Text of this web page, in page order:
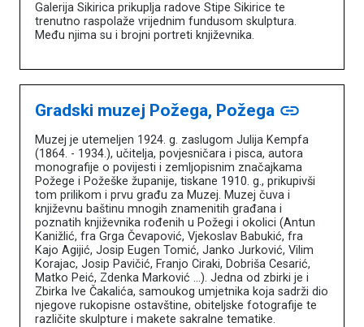
Galerija Sikirica prikuplja radove Stipe Sikirice te
trenutno raspolaže vrijednim fundusom skulptura.
Među njima su i brojni portreti književnika.
Gradski muzej Požega, Požega link
Muzej je utemeljen 1924. g. zaslugom Julija Kempfa
(1864. - 1934.), učitelja, povjesničara i pisca, autora
monografije o povijesti i zemljopisnim značajkama
Požege i Požeške županije, tiskane 1910. g., prikupivši
tom prilikom i prvu građu za Muzej. Muzej čuva i
književnu baštinu mnogih znamenitih građana i
poznatih književnika rođenih u Požegi i okolici (Antun
Kanižlić, fra Grga Čevapović, Vjekoslav Babukić, fra
Kajo Agijić, Josip Eugen Tomić, Janko Jurković, Vilim
Korajac, Josip Pavičić, Franjo Ciraki, Dobriša Cesarić,
Matko Peić, Zdenka Marković …). Jedna od zbirki je i
Zbirka Ive Čakalića, samoukog umjetnika koja sadrži dio
njegove rukopisne ostavštine, obiteljske fotografije te
različite skulpture i makete sakralne tematike.